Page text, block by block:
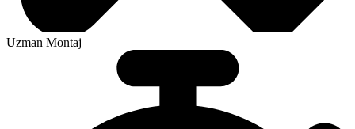
Uzman Montaj